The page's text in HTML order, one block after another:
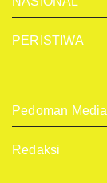
PERISTIWA
Pedoman
Redaksi